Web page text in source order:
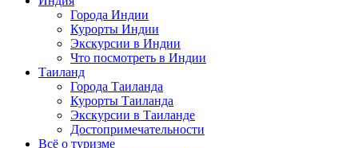
Города Индии
Курорты Индии
Экскурсии в Индии
Что посмотреть в Индии
Таиланд
Города Таиланда
Курорты Таиланда
Экскурсии в Таиланде
Достопримечательности
Всё о туризме